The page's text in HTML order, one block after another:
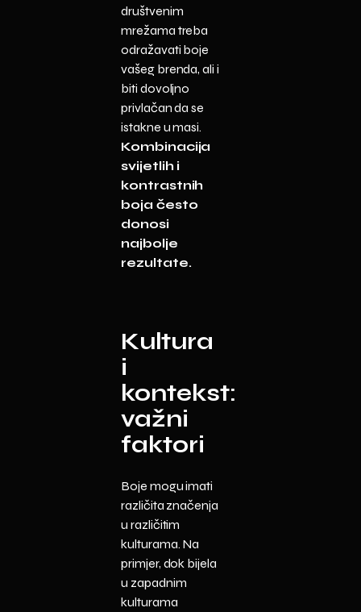
društvenim
mrežama treba
odražavati boje
vašeg brenda, ali i
biti dovoljno
privlačan da se
istakne u masi.
Kombinacija
svijetlih i
kontrastnih
boja često
donosi
najbolje
rezultate.
Kultura
i
kontekst:
važni
faktori
Boje mogu imati
različita značenja
u različitim
kulturama. Na
primjer, dok bijela
u zapadnim
kulturama